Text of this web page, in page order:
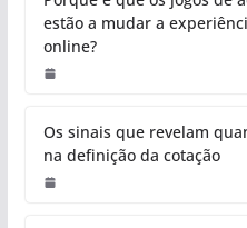
estão a mudar a
online?
Os sinais que revelam
na definição da cotação